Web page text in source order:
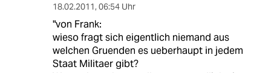
18.02.2011, 06:54 Uhr
"von Frank:
wieso fragt sich eigentlich niemand aus
welchen Gruenden es ueberhaupt in jedem
Staat Militaer gibt?